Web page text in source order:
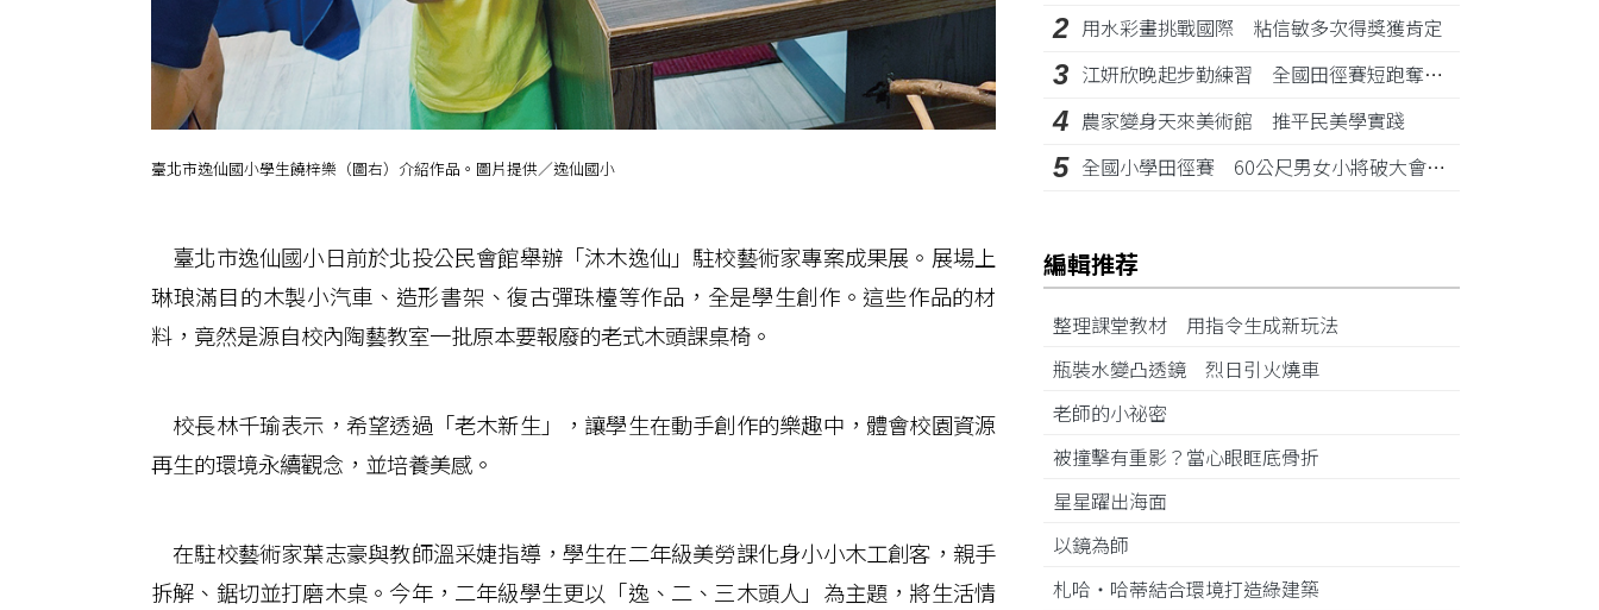
臺北市逸仙國小學生饒梓樂（圖右）介紹作品。圖片提供／逸仙國小
臺北市逸仙國小日前於北投公民會館舉辦「沐木逸仙」駐校藝術家專案成果展。展場上
琳琅滿目的木製小汽車、造形書架、復古彈珠檯等作品，全是學生創作。這些作品的材
料，竟然是源自校內陶藝教室一批原本要報廢的老式木頭課桌椅。
校長林千瑜表示，希望透過「老木新生」，讓學生在動手創作的樂趣中，體會校園資源
再生的環境永續觀念，並培養美感。
在駐校藝術家葉志豪與教師溫采婕指導，學生在二年級美勞課化身小小木工創客，親手
拆解、鋸切並打磨木桌。今年，二年級學生更以「逸、二、三木頭人」為主題，將生活情
2 用水彩畫挑戰國際 粘信敏多次得獎獲肯定
3 江姸欣晚起步勤練習 全國田徑賽短跑奪金摘銅
4 農家變身天來美術館 推平民美學實踐
5 全國小學田徑賽 60公尺男女小將破大會紀錄
編輯推荐
整理課堂教材 用指令生成新玩法
瓶裝水變凸透鏡 烈日引火燒車
老師的小祕密
被撞擊有重影？當心眼眶底骨折
星星躍出海面
以鏡為師
札哈‧哈蒂結合環境打造綠建築